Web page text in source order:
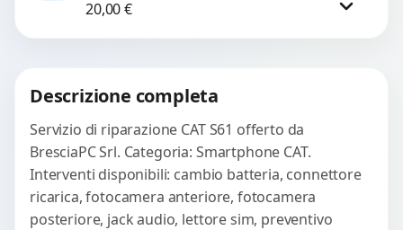
check-up completo con strumenti
avanzati per...
20,00€
Descrizione completa
Servizio di riparazione CAT S61 offerto da
BresciaPC Srl. Categoria: Smartphone CAT.
Interventi disponibili: cambio batteria, connettore
ricarica, fotocamera anteriore, fotocamera
posteriore, jack audio, lettore sim, preventivo